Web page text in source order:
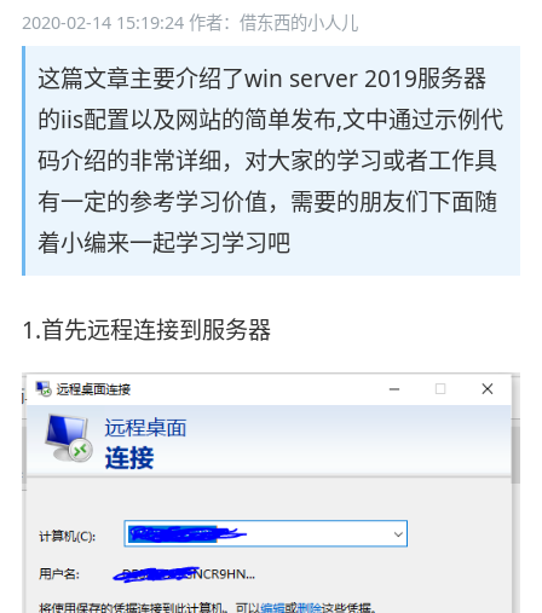
2020-02-14 15:19:24作者：借东西的小人儿
这篇文章主要介绍了win server 2019服务器
的iis配置以及网站的简单发布,文中通过示例代
码介绍的非常详细，对大家的学习或者工作具
有一定的参考学习价值，需要的朋友们下面随
着小编来一起学习学习吧
1.首先远程连接到服务器